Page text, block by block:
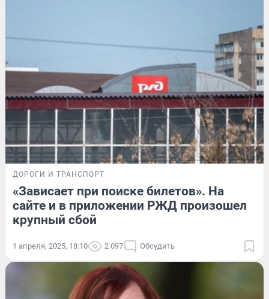
ДОРОГИ И ТРАНСПОРТ
«Зависает при поиске билетов». На
сайте и в приложении РЖД произошел
крупный сбой
1 апреля, 2025, 18:10 2 097 Обсудить